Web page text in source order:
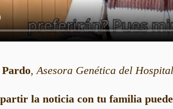
, Asesora Genética del
la noticia con tu familia